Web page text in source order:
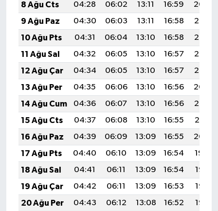
8 Ağu Cts
04:28 06:02 13:11 16:59
20:09
9 Ağu Paz
04:30 06:03 13:11 16:58
20:08
10 Ağu Pts
04:31 06:04 13:10 16:58
20:07
11 Ağu Sal
04:32 06:05 13:10 16:57
20:06
12 Ağu Çar
04:34 06:05 13:10 16:57
20:05
13 Ağu Per
04:35 06:06 13:10 16:56
20:04
14 Ağu Cum
04:36 06:07 13:10 16:56
20:02
15 Ağu Cts
04:37 06:08 13:10 16:55
20:01
16 Ağu Paz
04:39 06:09 13:09 16:55
20:00
17 Ağu Pts
04:40 06:10 13:09 16:54
19:59
18 Ağu Sal
04:41 06:11 13:09 16:54
19:57
19 Ağu Çar
04:42 06:11 13:09 16:53
19:56
20 Ağu Per
04:43 06:12 13:08 16:52
19:55